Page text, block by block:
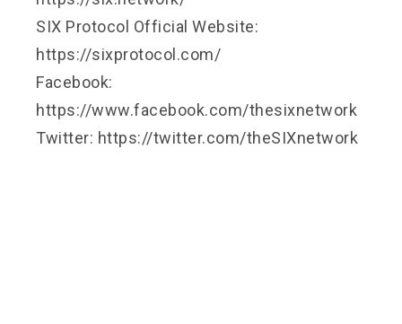
SIX Protocol Official Website:
https://sixprotocol.com/
Facebook:
https://www.facebook.com/thesixnetwork
Twitter: https://twitter.com/theSIXnetwork